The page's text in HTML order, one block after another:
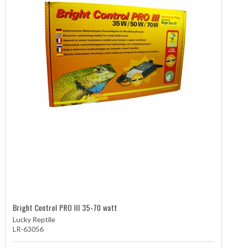
Bright Control PRO III 35-70 watt
Lucky Reptile
LR-63056